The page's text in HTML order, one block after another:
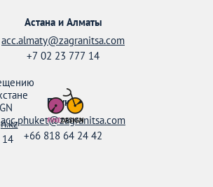
Астана и Алматы
acc.almaty@zagranitsa.com
+7 02 23 777 14
Пхукет
acc.phuket@zagranitsa.com
+66 818 64 24 42